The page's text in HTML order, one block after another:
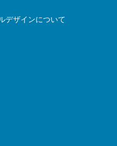
デザインについて